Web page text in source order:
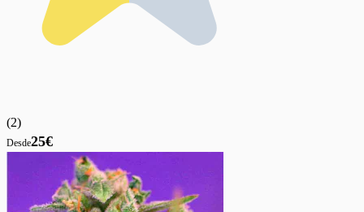
(2)
Desde25€